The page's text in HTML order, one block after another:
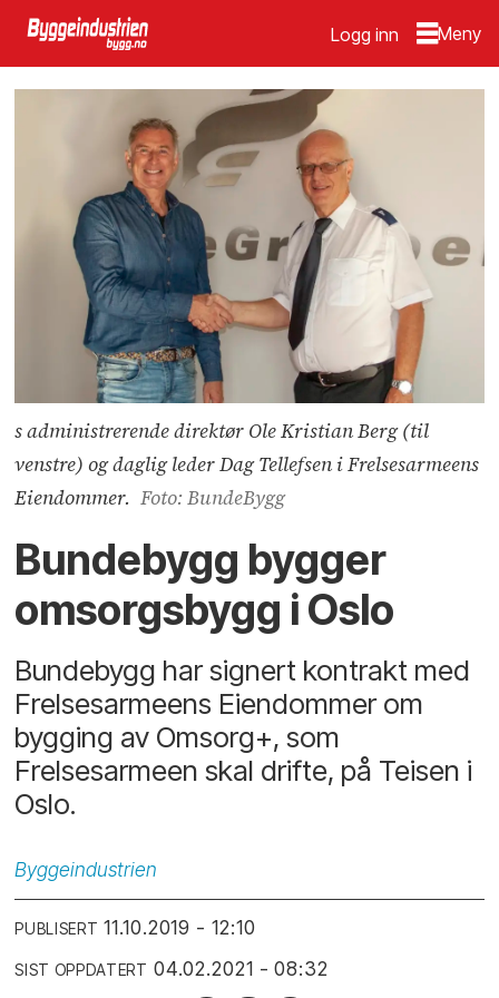
Logg inn
s administrerende direktør Ole Kristian Berg (til
venstre) og daglig leder Dag Tellefsen i Frelsesarmeens
Eiendommer. Foto: BundeBygg
Bundebygg bygger
omsorgsbygg i Oslo
Bundebygg har signert kontrakt med
Frelsesarmeens Eiendommer om
bygging av Omsorg+, som
Frelsesarmeen skal drifte, på Teisen i
Oslo.
Byggeindustrien
PUBLISERT 11.10.2019 - 12:10
SIST OPPDATERT 04.02.2021 - 08:32